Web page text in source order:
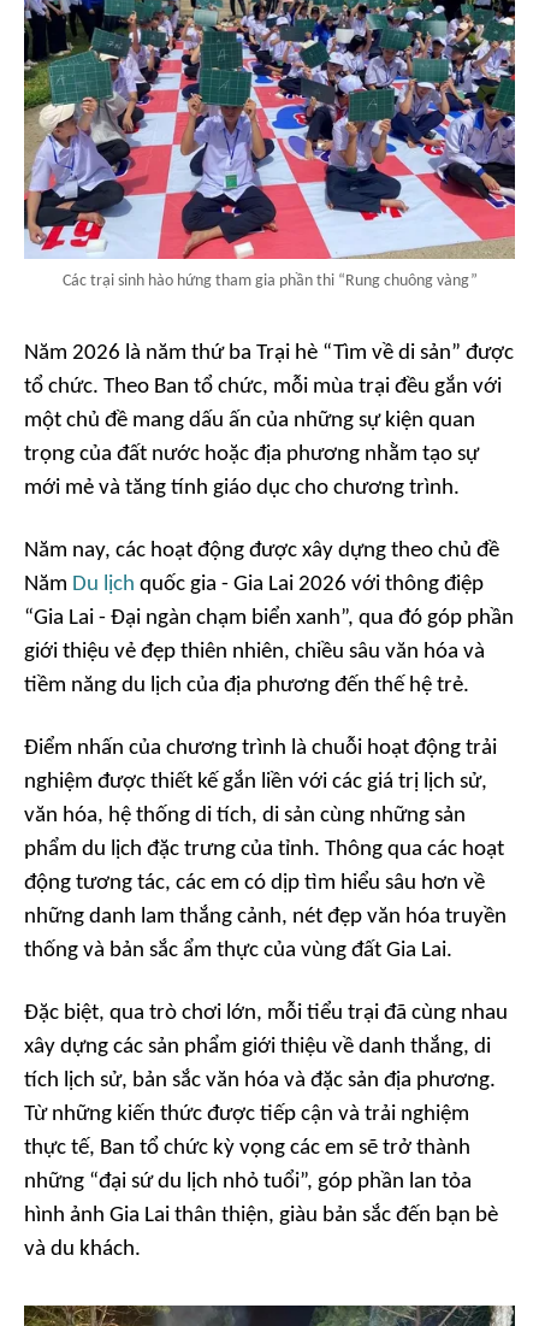
Các trại sinh hào hứng tham gia phần thi “Rung chuông vàng”
Năm 2026 là năm thứ ba Trại hè “Tìm về di sản” được
tổ chức. Theo Ban tổ chức, mỗi mùa trại đều gắn với
một chủ đề mang dấu ấn của những sự kiện quan
trọng của đất nước hoặc địa phương nhằm tạo sự
mới mẻ và tăng tính giáo dục cho chương trình.
Năm nay, các hoạt động được xây dựng theo chủ đề
Năm Du lịch quốc gia - Gia Lai 2026 với thông điệp
“Gia Lai - Đại ngàn chạm biển xanh”, qua đó góp phần
giới thiệu vẻ đẹp thiên nhiên, chiều sâu văn hóa và
tiềm năng du lịch của địa phương đến thế hệ trẻ.
Điểm nhấn của chương trình là chuỗi hoạt động trải
nghiệm được thiết kế gắn liền với các giá trị lịch sử,
văn hóa, hệ thống di tích, di sản cùng những sản
phẩm du lịch đặc trưng của tỉnh. Thông qua các hoạt
động tương tác, các em có dịp tìm hiểu sâu hơn về
những danh lam thắng cảnh, nét đẹp văn hóa truyền
thống và bản sắc ẩm thực của vùng đất Gia Lai.
Đặc biệt, qua trò chơi lớn, mỗi tiểu trại đã cùng nhau
xây dựng các sản phẩm giới thiệu về danh thắng, di
tích lịch sử, bản sắc văn hóa và đặc sản địa phương.
Từ những kiến thức được tiếp cận và trải nghiệm
thực tế, Ban tổ chức kỳ vọng các em sẽ trở thành
những “đại sứ du lịch nhỏ tuổi”, góp phần lan tỏa
hình ảnh Gia Lai thân thiện, giàu bản sắc đến bạn bè
và du khách.